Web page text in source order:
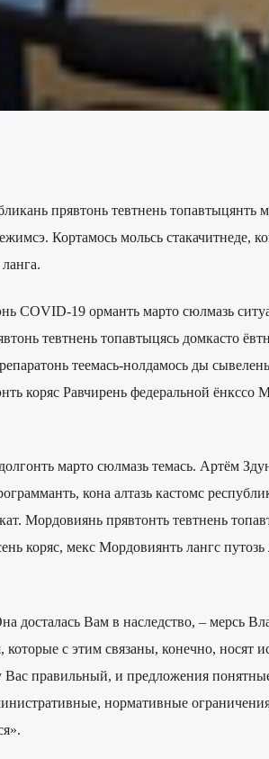
прявтонь тевтнень топавтыцянть
Кортамось мольсь стакачитнеде,
COVID-19 орманть марто сюлмазь
тевтнень топавтыцясь домкасто
теемась-нолдамось ды
коряс Равчирень федеральной ёнкссо
марто сюлмазь темась. Артём
кона алтазь кастомс
Мордовиянь прявтонть тевтнень
коряс, мекс Мордовиянть лангс
досталась Вам в наследство, – мерсь
с этим связаны, конечно, носят
правильный, и предложения
нормативные